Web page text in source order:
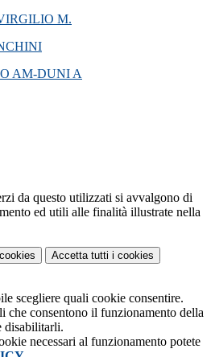
M.
AM-DUNI A
da questo utilizzati si avvalgono di
ed utili alle finalità illustrate nella
Accetta tutti i cookies
scegliere quali cookie consentire.
che consentono il funzionamento della
disabilitarli.
necessari al funzionamento potete